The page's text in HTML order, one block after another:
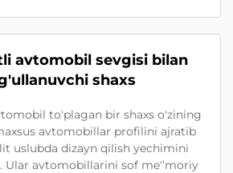
avtomobil sevgisi bilan
shaxs
to'plagan bir shaxs o'zining
avtomobillar profilini ajratib
uslubda dizayn qilish yechimini
Ular avtomobillarini sof me'ʼmoriy